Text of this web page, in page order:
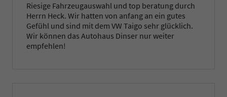
Riesige Fahrzeugauswahl und top beratung durch
Herrn Heck. Wir hatten von anfang an ein gutes
Gefühl und sind mit dem VW Taigo sehr glücklich.
Wir können das Autohaus Dinser nur weiter
empfehlen!